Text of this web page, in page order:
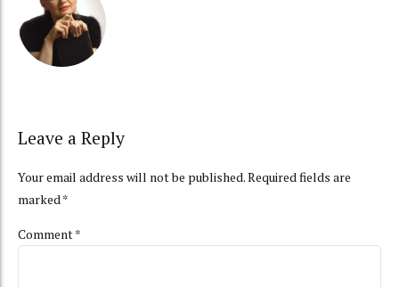
Leave a Reply
Your email address will not be published. Required fields are
marked *
Comment*